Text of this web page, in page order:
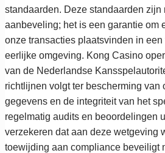
standaarden. Deze standaarden zijn
aanbeveling; het is een garantie om
onze transacties plaatsvinden in
eerlijke omgeving. Kong Casino
van de Nederlandse
richtlijnen volgt ter bescherming van
gegevens en de integriteit van het
regelmatig audits en beoordelingen
verzekeren dat aan deze wetgeving
toewijding aan compliance beveiligt